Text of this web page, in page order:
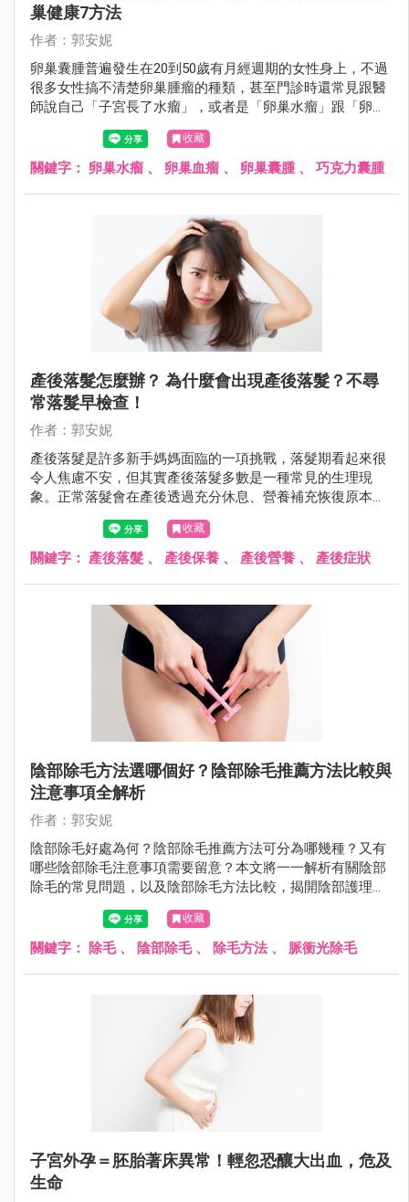
巢健康7方法
作者：郭安妮
卵巢囊腫普遍發生在20到50歲有月經週期的女性身上，不過
很多女性搞不清楚卵巢腫瘤的種類，甚至門診時還常見跟醫
師說自己「子宮長了水瘤」，或者是「卵巢水瘤」跟「卵巢
血瘤」分不清楚，女性朋友應該要認識什麼是卵巢囊腫。
收藏
關鍵字： 卵巢水瘤 、 卵巢血瘤 、 卵巢囊腫、 巧克力囊腫
產後落髮怎麼辦？ 為什麼會出現產後落髮？不尋
常落髮早檢查！
作者：郭安妮
產後落髮是許多新手媽媽面臨的一項挑戰，落髮期看起來很
令人焦慮不安，但其實產後落髮多數是一種常見的生理現
象。正常落髮會在產後透過充分休息、營養補充恢復原本豐
盈的秀髮，若是不正常落髮，則需盡快就醫。
收藏
關鍵字： 產後落髮 、 產後保養 、 產後營養 、 產後症狀
陰部除毛方法選哪個好？陰部除毛推薦方法比較與
注意事項全解析
作者：郭安妮
陰部除毛好處為何？陰部除毛推薦方法可分為哪幾種？又有
哪些陰部除毛注意事項需要留意？本文將一一解析有關陰部
除毛的常見問題，以及陰部除毛方法比較，揭開陰部護理的
收藏
關鍵字： 除毛、 陰部除毛、 除毛方法 、 脈衝光除毛
子宮外孕＝胚胎著床異常！輕忽恐釀大出血，危及
生命